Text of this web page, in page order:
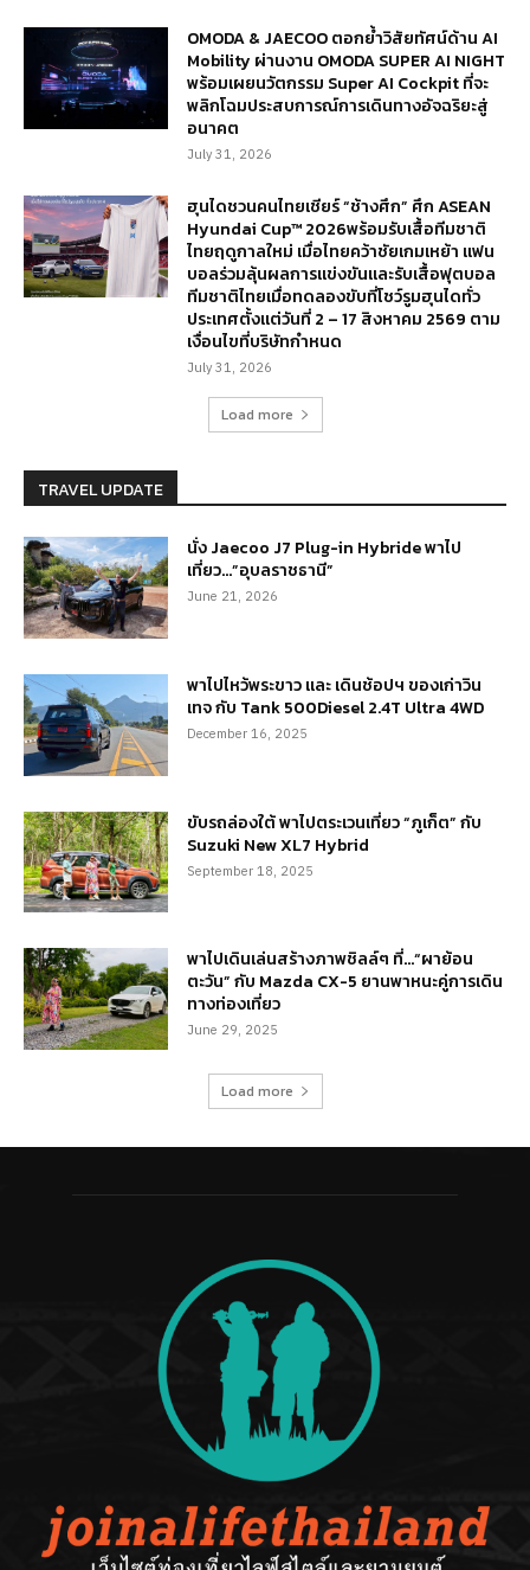
OMODA & JAECOO ตอกย้ำวิสัยทัศน์ด้าน AI
Mobility ผ่านงาน OMODA SUPER AI NIGHT
พร้อมเผยนวัตกรรม Super AI Cockpit ที่จะ
พลิกโฉมประสบการณ์การเดินทางอัจฉริยะสู่
อนาคต
July 31, 2026
ฮุนไดชวนคนไทยเชียร์ “ช้างศึก” ศึก ASEAN
Hyundai Cup™ 2026พร้อมรับเสื้อทีมชาติ
ไทยฤดูกาลใหม่ เมื่อไทยคว้าชัยเกมเหย้า แฟน
บอลร่วมลุ้นผลการแข่งขันและรับเสื้อฟุตบอล
ทีมชาติไทยเมื่อทดลองขับที่โชว์รูมฮุนไดทั่ว
ประเทศตั้งแต่วันที่ 2 – 17 สิงหาคม 2569 ตาม
เงื่อนไขที่บริษัทกำหนด
July 31, 2026
Load more
TRAVEL UPDATE
นั่ง Jaecoo J7 Plug-in Hybride พาไป
เที่ยว…”อุบลราชธานี”
June 21, 2026
พาไปไหว้พระขาว และ เดินช้อปฯ ของเก่าวิน
เทจ กับ Tank 500Diesel 2.4T Ultra 4WD
December 16, 2025
ขับรถล่องใต้ พาไปตระเวนเที่ยว “ภูเก็ต” กับ
Suzuki New XL7 Hybrid
September 18, 2025
พาไปเดินเล่นสร้างภาพชิลล์ๆ ที่…“ผาย้อน
ตะวัน” กับ Mazda CX-5 ยานพาหนะคู่การเดิน
ทางท่องเที่ยว
June 29, 2025
Load more